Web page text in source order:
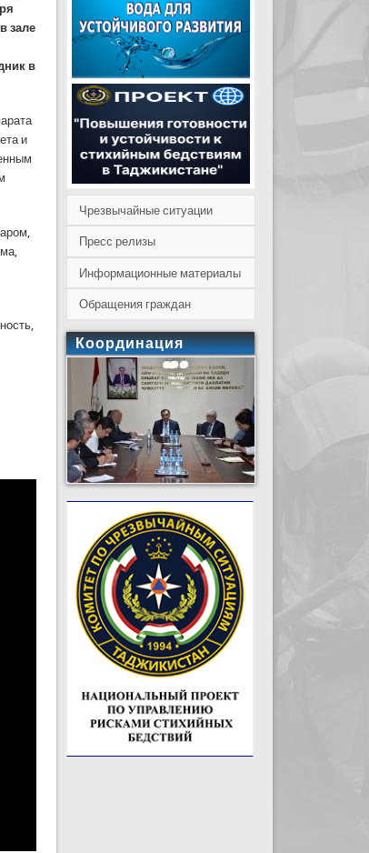
зале
в
и
Чрезвычайные ситуации
Пресс релизы
Информационные материалы
Обращения граждан
Координация